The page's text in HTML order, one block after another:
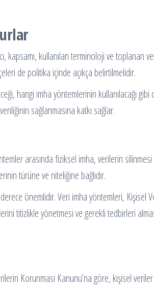
kapsamı, kullanılan terminoloji ve toplanan
de politika içinde açıkça belirtilmelidir.
hangi imha yöntemlerinin kullanılacağı
sağlanmasına katkı sağlar.
arasında fiziksel imha, verilerin
türüne ve niteliğine bağlıdır.
önemlidir. Veri imha yöntemleri, Kişisel
titizlikle yönetmesi ve gerekli tedbirleri
Korunması Kanunu’na göre, kişisel veriler